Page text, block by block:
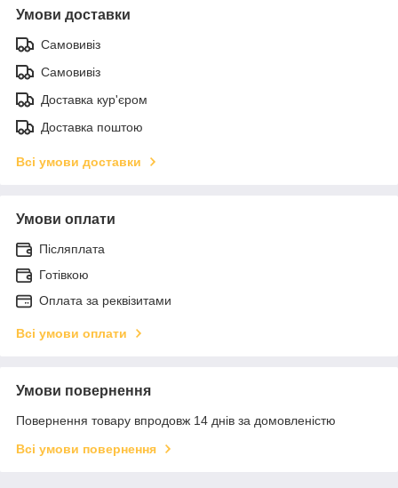
Умови доставки
Самовивіз
Самовивіз
Доставка кур'єром
Доставка поштою
Всі умови доставки
Умови оплати
Післяплата
Готівкою
Оплата за реквізитами
Всі умови оплати
Умови повернення
Повернення товару впродовж 14 днів за домовленістю
Всі умови повернення